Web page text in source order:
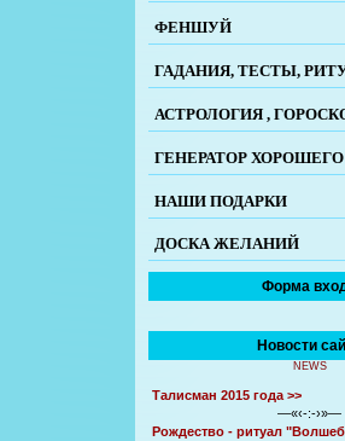
ФЕНШУЙ
ГАДАНИЯ, ТЕСТЫ,
АСТРОЛОГИЯ ,
ГЕНЕРАТОР
НАШИ ПОДАРКИ
ДОСКА ЖЕЛАНИЙ
Форма
Новости
NEWS
Талисман 2015 года >>
—«‹-:-›»—
Рождество - ритуал